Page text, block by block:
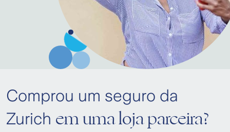
Comprou um seguro da
Zurich em uma loja parceira?